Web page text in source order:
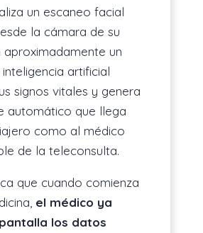
un escaneo facial
la cámara de su
aproximadamente un
artificial
signos vitales y genera
automático que llega
como al médico
de la teleconsulta.
que cuando comienza
el médico ya
los datos